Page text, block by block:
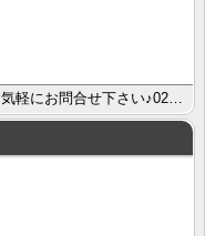
即日物件のご相談やご案内が可能です！お気軽にお問合せ下さい♪029-863-3939